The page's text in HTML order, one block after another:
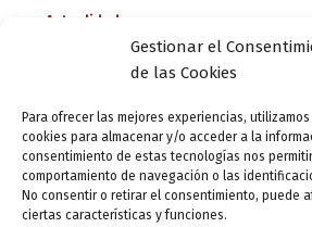
Gestionar el
de las Cookies
Para ofrecer las mejores experiencias,
cookies para almacenar y/o acceder a la
consentimiento de estas tecnologías nos
comportamiento de navegación o las
No consentir o retirar el consentimiento, puede
ciertas características y funciones.
Actualidad
El Ayuntamiento realiza una
Centro de Salud Delicias
ensutinta/24 mayo, 2013
Prosigue la campaña «Libros que
Domi Fernández Rodríguez,
Participación Ciudadana, ha